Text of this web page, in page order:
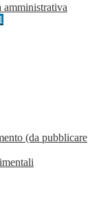
amministrativa
(da pubblicare